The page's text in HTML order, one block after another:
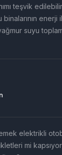
teşvik
enerji
suyu
elektrikli
mi